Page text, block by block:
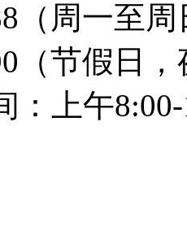
（周一至
（节假日
：上午